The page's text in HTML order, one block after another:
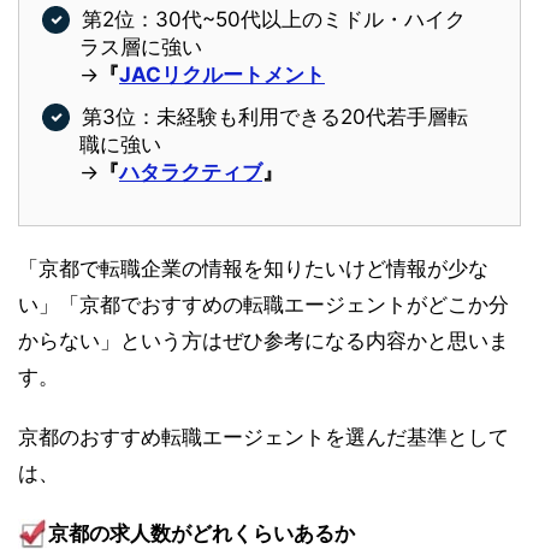
第2位：30代~50代以上のミドル・ハイク
ラス層に強い
→ 『JACリクルートメント
第3位：未経験も利用できる20代若手層転
職に強い
→ 『ハタラクティブ』
「京都で転職企業の情報を知りたいけど情報が少な
い」「京都でおすすめの転職エージェントがどこか分
からない」という方はぜひ参考になる内容かと思いま
す。
京都のおすすめ転職エージェントを選んだ基準として
は、
京都の求人数がどれくらいあるか